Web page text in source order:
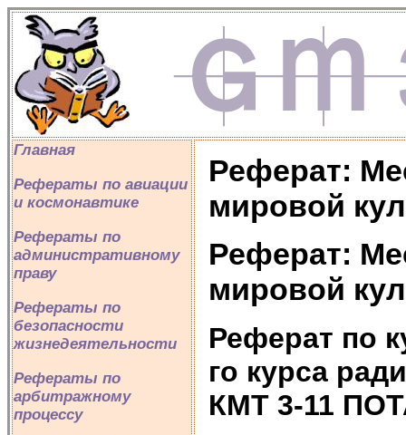
Главная
Рефераты по авиации
и космонавтике
Рефераты по
административному
праву
Рефераты по
безопасности
жизнедеятельности
Рефераты по
арбитражному
процессу
Реферат:
мировой
Реферат:
мировой
Реферат по
го курса
КМТ 3-11